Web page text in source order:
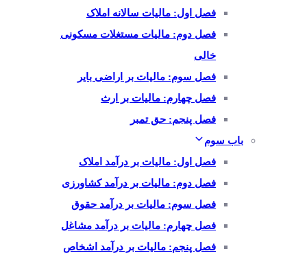
فصل اول: مالیات سالانه املاک
فصل دوم: مالیات مستغلات مسکونی
خالی
فصل سوم: مالیات بر اراضی بایر
فصل چهارم: مالیات بر ارث
فصل پنجم: حق تمبر
باب سوم
فصل اول: مالیات بر درآمد املاک
فصل دوم: مالیات بر درآمد کشاورزی
فصل سوم: مالیات بر درآمد حقوق
فصل چهارم: مالیات بر درآمد مشاغل
فصل پنجم: مالیات بر درآمد اشخاص